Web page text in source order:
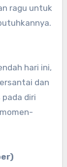
ragu untuk
hari ini,
dan
diri